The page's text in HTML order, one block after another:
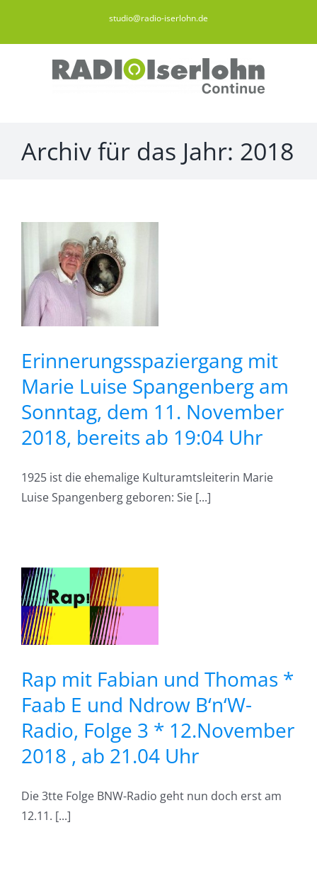
springen
studio@radio-iserlohn.de
Archiv für das Jahr: 2018
Erinnerungsspaziergang mit
Marie Luise Spangenberg am
Sonntag, dem 11. November
2018, bereits ab 19:04 Uhr
1925 ist die ehemalige Kulturamtsleiterin Marie
Luise Spangenberg geboren: Sie [...]
Rap mit Fabian und Thomas *
Faab E und Ndrow B‘n‘W-
Radio, Folge 3 * 12.November
2018 , ab 21.04 Uhr
Die 3tte Folge BNW-Radio geht nun doch erst am
12.11. [...]